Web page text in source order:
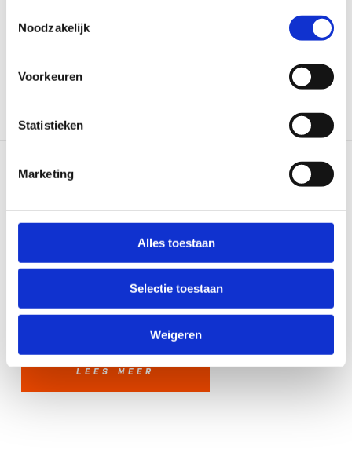
Noodzakelijk
Voorkeuren
Statistieken
Marketing
Alles toestaan
Selectie toestaan
Weigeren
LEES VOLGEND ARTIKEL
TeamNL Triathlon in Polen voor EK
Een week later doen ook zes Nederlanders mee aan het WK
maximaal ...
LEES MEER